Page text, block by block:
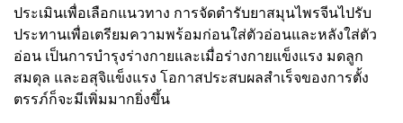
ประเมินเพื่อเลือกแนวทาง การจัดตำรับยาสมุนไพรจีนไปรับ
ประทานเพื่อเตรียมความพร้อมก่อนใส่ตัวอ่อนและหลังใส่ตัว
อ่อน เป็นการบำรุงร่างกายและเมื่อร่างกายแข็งแรง มดลูก
สมดุล และอสุจิแข็งแรง โอกาสประสบผลสำเร็จของการตั้ง
ตรรภ์ก็จะมีเพิ่มมากยิ่งขึ้น